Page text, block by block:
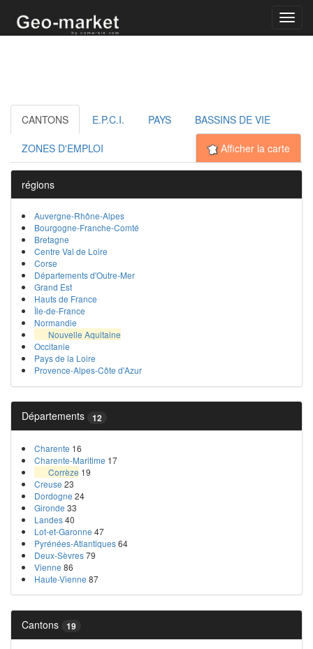
CANTONS E.P.C.I. PAYS BASSINS DE VIE
ZONES D'EMPLOI Afficher la carte
régions
Auvergne-Rhône-Alpes
Bourgogne-Franche-Comté
Bretagne
Centre Val de Loire
Corse
Départements d'Outre-Mer
Grand Est
Hauts de France
Île-de-France
Normandie
Nouvelle Aquitaine
Occitanie
Pays de la Loire
Provence-Alpes-Côte d'Azur
Départements 12
Charente 16
Charente-Maritime 17
Corrèze 19
Creuse 23
Dordogne 24
Gironde 33
Landes40
Lot-et-Garonne 47
Pyrénées-Atlantiques64
Deux-Sèvres79
Vienne 86
Haute-Vienne 87
Cantons 19